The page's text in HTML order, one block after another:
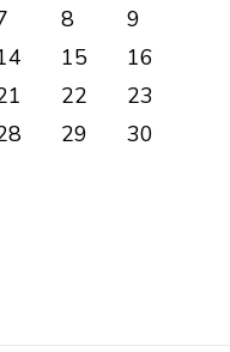
8
9
15
16
22
23
29
30